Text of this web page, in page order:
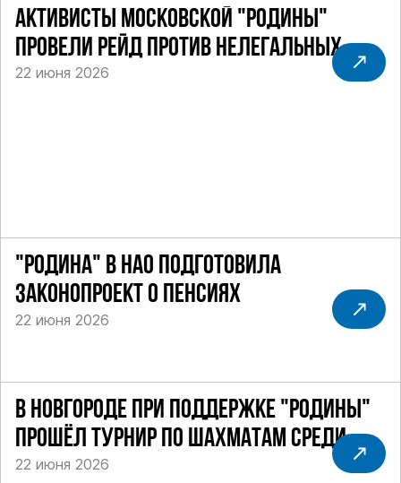
АКТИВИСТЫ МОСКОВСКОЙ "РОДИНЫ"
ПРОВЕЛИ РЕЙД ПРОТИВ НЕЛЕГАЛЬНЫХ
ТАКСИ
22 июня 2026
"РОДИНА" В НАО ПОДГОТОВИЛА
ЗАКОНОПРОЕКТ О ПЕНСИЯХ
22 июня 2026
В НОВГОРОДЕ ПРИ ПОДДЕРЖКЕ "РОДИНЫ"
ПРОШЁЛ ТУРНИР ПО ШАХМАТАМ СРЕДИ
СИЛОВИКОВ
22 июня 2026